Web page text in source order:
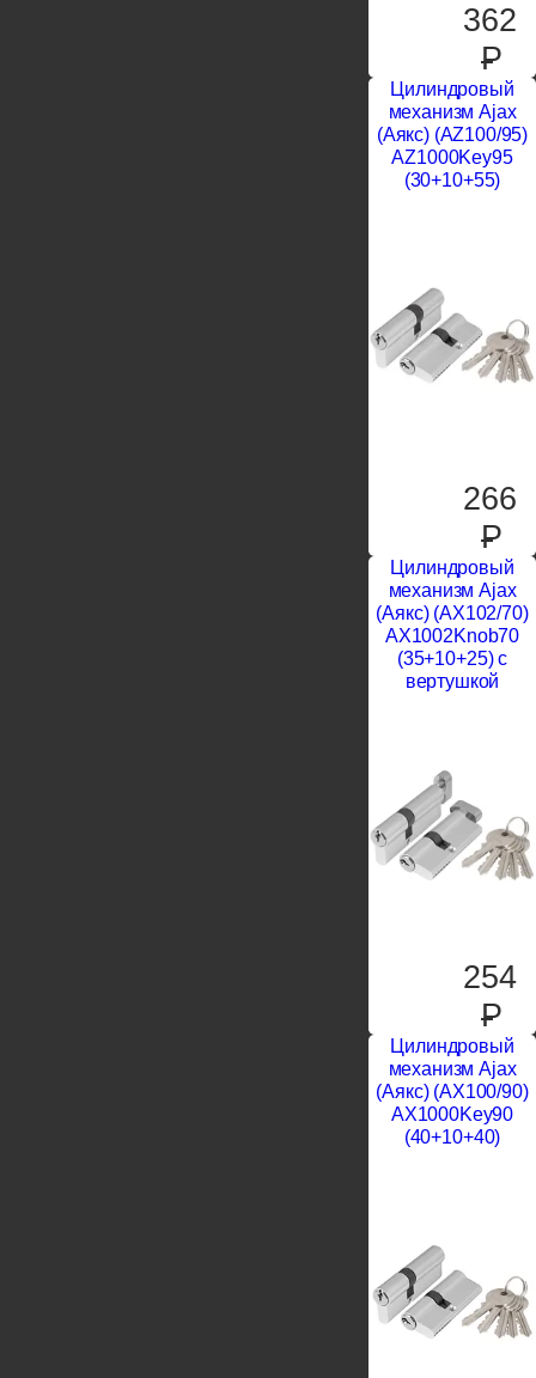
362
P
Цилиндровый
механизм Ajax
(Аякс) (AZ100/95)
AZ1000Key95
(30+10+55)
266
P
Цилиндровый
механизм Ajax
(Аякс) (AX102/70)
AX1002Knob70
(35+10+25) с
вертушкой
254
P
Цилиндровый
механизм Ajax
(Аякс) (AX100/90)
AX1000Key90
(40+10+40)